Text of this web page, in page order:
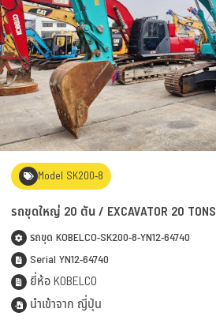
Model SK200-8
รถขุดใหญ่ 20 ตัน / EXCAVATOR 20 TONS
รถขุด KOBELCO-SK200-8-YN12-64740
Serial YN12-64740
ยี่ห้อ KOBELCO
นำเข้าจาก ญี่ปุ่น